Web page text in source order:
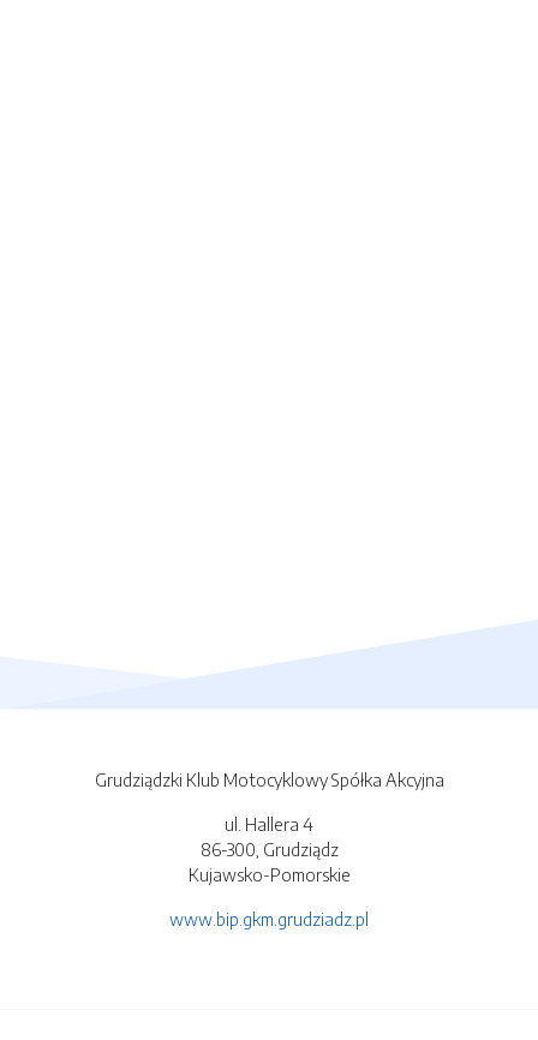
Grudziądzki Klub Motocyklowy Spółka Akcyjna
ul. Hallera 4
86-300, Grudziądz
Kujawsko-Pomorskie
www.bip.gkm.grudziadz.pl